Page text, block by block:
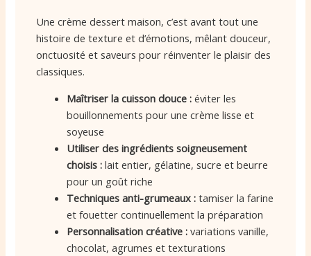
Une crème dessert maison, c’est avant tout une
histoire de texture et d’émotions, mêlant douceur,
onctuosité et saveurs pour réinventer le plaisir des
classiques.
Maîtriser la cuisson douce : éviter les
bouillonnements pour une crème lisse et
soyeuse
Utiliser des ingrédients soigneusement
choisis : lait entier, gélatine, sucre et beurre
pour un goût riche
Techniques anti-grumeaux : tamiser la farine
et fouetter continuellement la préparation
Personnalisation créative : variations vanille,
chocolat, agrumes et texturations